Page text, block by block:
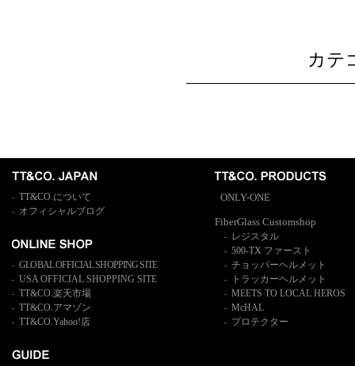
カテ
- TT&CO.について
- オフィシャルブログ
- GLOBAL OFFICIAL SHOPPING SITE
- USA OFFICIAL SHOPPING SITE
- TT&CO.楽天市場
- TT&CO.アマゾン
- TT&CO.Yahoo!店
ONLY-ONE
FiberGlass Customshop
- レジスタル
- 500-TX ファースト
- チョッパーヘルメット
- トラッカーヘルメット
- MEETS TO LOCAL HEROS
- McHAL
- プロテクター